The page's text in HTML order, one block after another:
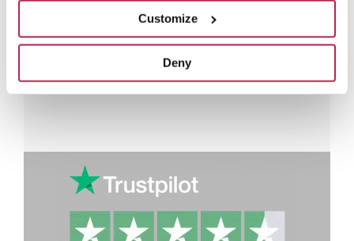
Customize
Deny
e
v
e
e
r
o
i
o
g